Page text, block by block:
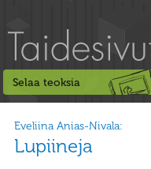
Selaa teoksia
Eveliina Anias-Nivala:
Lupiineja